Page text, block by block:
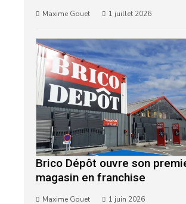
Maxime Gouet 1 juillet 2026
Brico Dépôt ouvre son
magasin en franchise
Maxime Gouet 1 juin 2026